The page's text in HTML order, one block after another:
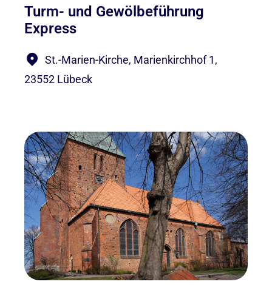
Turm- und Gewölbeführung
Express
St.-Marien-Kirche, Marienkirchhof 1,
23552 Lübeck